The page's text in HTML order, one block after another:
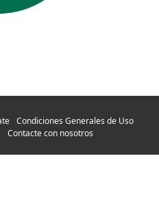
Condiciones Generales de Uso
Contacte con nosotros